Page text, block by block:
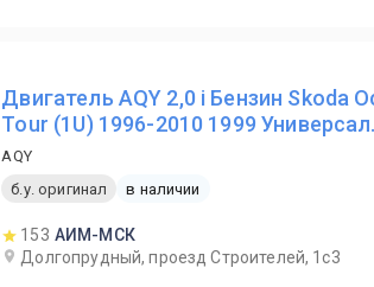
Двигатель AQY 2,0 i Бензин Skoda
Tour (1U) 1996-2010 1999 Универсал.
AQY
б.у. оригинал
в наличии
153 АИМ-МСК
Долгопрудный, проезд Строителей, 1с3